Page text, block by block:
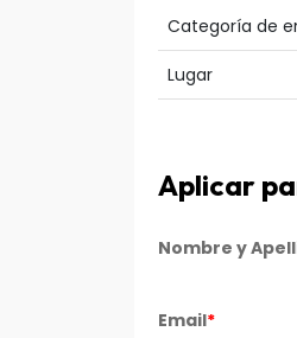
Categoría de
Lugar
Aplicar
Nombre y
Email*